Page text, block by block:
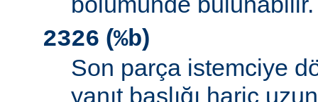
2326 (%b)
Son parça istemciye
yanıt başlığı hariç